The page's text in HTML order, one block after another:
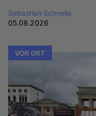
Sebastian Schnelle
05.08.2026
VOR ORT